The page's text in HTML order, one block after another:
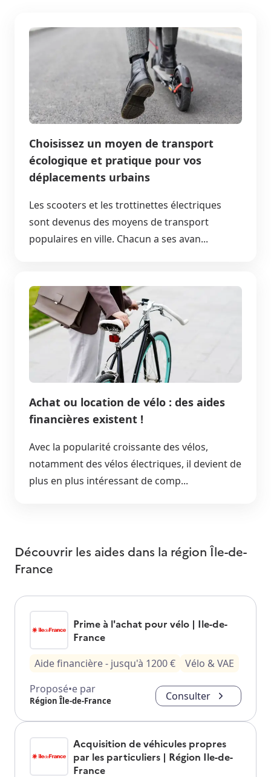
Choisissez un moyen de transport
écologique et pratique pour vos
déplacements urbains
Les scooters et les trottinettes électriques
sont devenus des moyens de transport
populaires en ville. Chacun a ses avan...
Achat ou location de vélo : des aides
financières existent !
Avec la popularité croissante des vélos,
notamment des vélos électriques, il devient de
plus en plus intéressant de comp...
Découvrir les aides dans la région Île-de-
France
Prime à l'achat pour vélo | Ile-de-
France
Aide financière- jusqu'à 1200€
Vélo & VAE
Proposé•e par
Région Île-de-France Consulter
Acquisition de véhicules propres
par les particuliers | Région Ile-de-
France